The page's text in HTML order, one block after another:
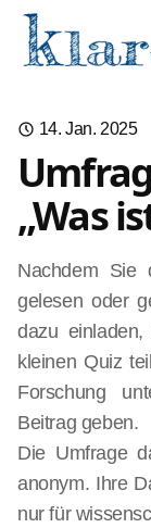
14. Jan. 2025
„Was
Nachdem Sie
gelesen oder
dazu
kleinen Quiz
Forschung
Beitrag geben.
Die Umfrage
anonym. Ihre
nur für